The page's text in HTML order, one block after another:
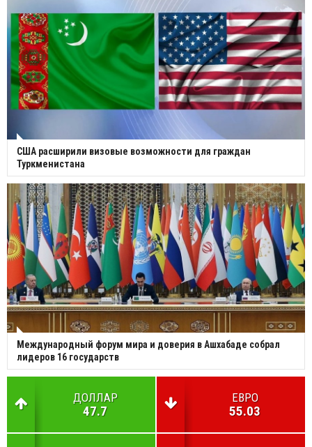
США расширили визовые возможности для граждан
Туркменистана
Международный форум мира и доверия в Ашхабаде собрал
лидеров 16 государств
ДОЛЛАР
47.7
ЕВРО
55.03